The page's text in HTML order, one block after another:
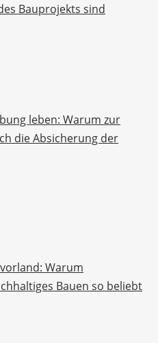
Bauprojekts sind
leben: Warum zur
die Absicherung der
Warum
Bauen so beliebt